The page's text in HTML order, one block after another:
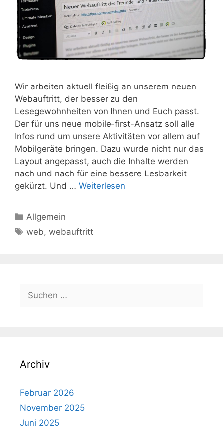
Wir arbeiten aktuell fleißig an unserem neuen
Webauftritt, der besser zu den
Lesegewohnheiten von Ihnen und Euch passt.
Der für uns neue mobile-first-Ansatz soll alle
Infos rund um unsere Aktivitäten vor allem auf
Mobilgeräte bringen. Dazu wurde nicht nur das
Layout angepasst, auch die Inhalte werden
nach und nach für eine bessere Lesbarkeit
gekürzt. Und … Weiterlesen
Kategorien
Allgemein
Schlagwörter
web,webauftritt
Suchen
nach:
Archiv
Februar 2026
November 2025
Juni 2025